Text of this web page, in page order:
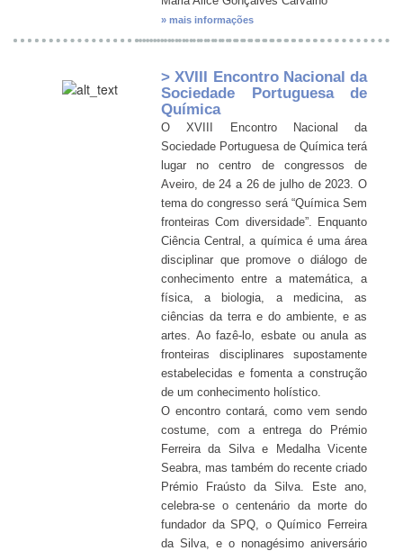
» mais informações
> XVIII Encontro Nacional da
Sociedade Portuguesa de
Química
O XVIII Encontro Nacional da
Sociedade Portuguesa de Química terá
lugar no centro de congressos de
Aveiro, de 24 a 26 de julho de 2023. O
tema do congresso será “Química Sem
fronteiras Com diversidade”. Enquanto
Ciência Central, a química é uma área
disciplinar que promove o diálogo de
conhecimento entre a matemática, a
física, a biologia, a medicina, as
ciências da terra e do ambiente, e as
artes. Ao fazê-lo, esbate ou anula as
fronteiras disciplinares supostamente
estabelecidas e fomenta a construção
de um conhecimento holístico.
O encontro contará, como vem sendo
costume, com a entrega do Prémio
Ferreira da Silva e Medalha Vicente
Seabra, mas também do recente criado
Prémio Fraústo da Silva. Este ano,
celebra-se o centenário da morte do
fundador da SPQ, o Químico Ferreira
da Silva, e o nonagésimo aniversário